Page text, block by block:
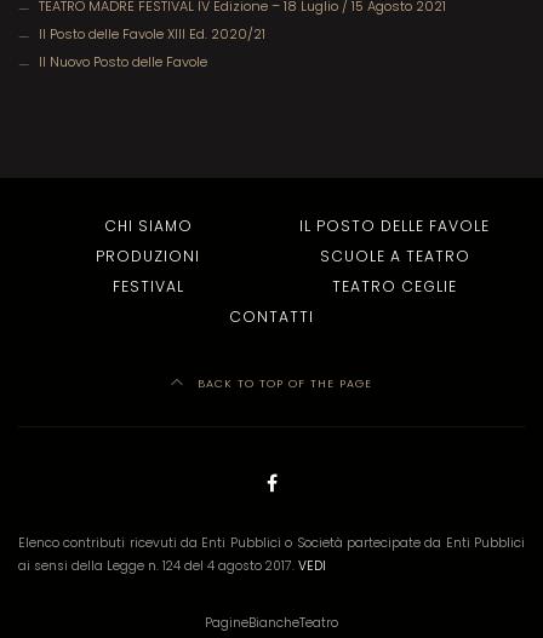
TEATRO MADRE FESTIVAL IV Edizione – 18 Luglio / 15 Agosto 2021
Il Posto delle Favole XIII Ed. 2020/21
Il Nuovo Posto delle Favole
CHI SIAMO
IL POSTO DELLE FAVOLE
PRODUZIONI
SCUOLE A TEATRO
FESTIVAL
TEATRO CEGLIE
CONTATTI
BACK TO TOP OF THE PAGE
Elenco contributi ricevuti da Enti Pubblici o Società partecipate da Enti Pubblici
ai sensi della Legge n. 124 del 4 agosto 2017. VEDI
PagineBiancheTeatro